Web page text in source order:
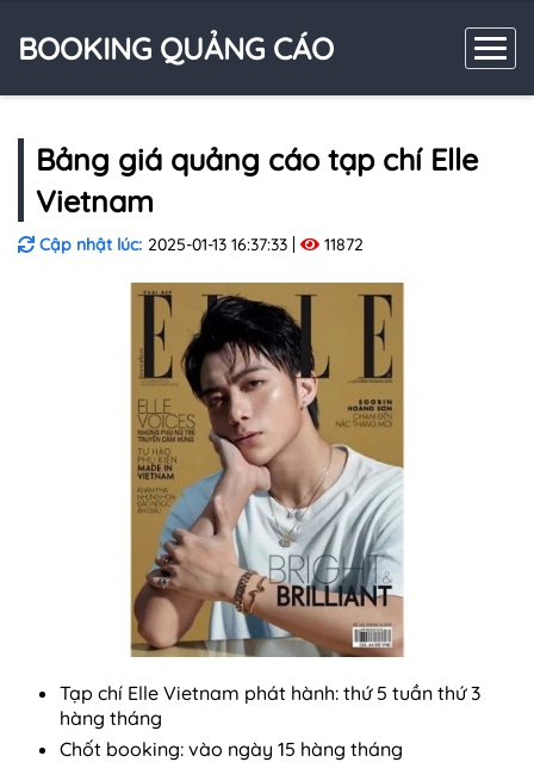
BOOKING QUẢNG CÁO
Bảng giá quảng cáo tạp chí Elle
Vietnam
Cập nhật lúc: 2025-01-13 16:37:33 11872
Tạp chí Elle Vietnam phát hành: thứ 5 tuần thứ 3
hàng tháng
Chốt booking: vào ngày 15 hàng tháng